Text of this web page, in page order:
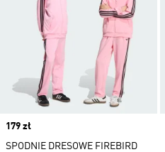
Price
179 zł
SPODNIE DRESOWE FIREBIRD